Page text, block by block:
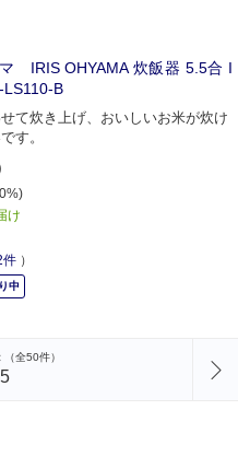
IRIS OHYAMA 炊飯器 5.5合 I
LS110-B
て炊き上げ、おいしいお米が炊け
す。
け
件 ）
中
全50件）
5